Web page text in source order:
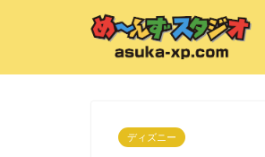
ディズニー